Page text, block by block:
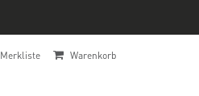
Merkliste Warenkorb